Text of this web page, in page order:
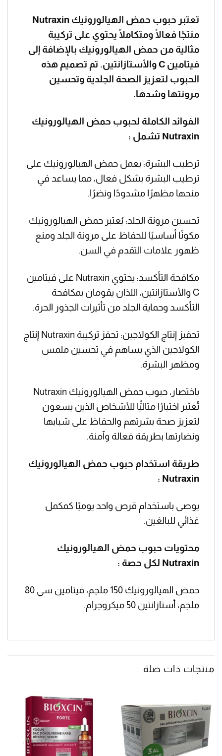
تعتبر حبوب حمض الهيالورونيك Nutraxin
منتجًا فعالًا ومتكاملًا يحتوي على تركيبة
مثالية من حمض الهيالورونيك بالإضافة إلى
فيتامين C والأستازانتين. تم تصميم هذه
الحبوب لتعزيز الصحة الجلدية وتحسين
مرونتها وشدها.
الفوائد الكاملة لحبوب حمض الهيالورونيك
Nutraxin تشمل :
ترطيب البشرة: يعمل حمض الهيالورونيك على
ترطيب البشرة بشكل فعال، مما يساعد في
منحها مظهرًا مشدودًا ونضرًا.
تحسين مرونة الجلد: يُعتبر حمض الهيالورونيك
مكونًا أساسيًا للحفاظ على مرونة الجلد ومنع
ظهور علامات التقدم في السن.
مكافحة التأكسد: يحتوي Nutraxin على فيتامين
C والأستازانتين، اللذان يقومان بمكافحة
التأكسد وحماية الجلد من تأثيرات الجذور الحرة.
تحفيز إنتاج الكولاجين: تحفز تركيبة Nutraxin إنتاج
الكولاجين الذي يساهم في تحسين ملمس
ومظهر البشرة.
باختصار، حبوب حمض الهيالورونيك Nutraxin
تُعتبر اختيارًا مثاليًّا للأشخاص الذين يسعون
لتعزيز صحة بشرتهم والحفاظ على شبابها
ونضارتها بطريقة فعالة وآمنة.
طريقة استخدام حبوب حمض الهيالورونيك
Nutraxin :
يوصى باستخدام قرص واحد يوميًا كمكمل
غذائي للبالغين.
محتويات حبوب حمض الهيالورونيك
Nutraxin لكل حصة :
حمض الهيالورونيك 150 ملجم، فيتامين سي 80
ملجم، أستازانتين 50 ميكروجرام.
منتجات ذات صلة